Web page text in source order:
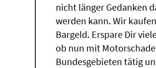
nicht länger Gedanken
werden kann. Wir
Bargeld. Erspare Dir
ob nun mit
Bundesgebieten tätig